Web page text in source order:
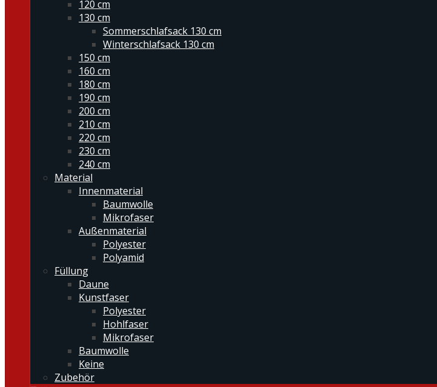
120 cm
130 cm
Sommerschlafsack 130 cm
Winterschlafsack 130 cm
150 cm
160 cm
180 cm
190 cm
200 cm
210 cm
220 cm
230 cm
240 cm
Material
Innenmaterial
Baumwolle
Mikrofaser
Außenmaterial
Polyester
Polyamid
Füllung
Daune
Kunstfaser
Polyester
Hohlfaser
Mikrofaser
Baumwolle
Keine
Zubehör